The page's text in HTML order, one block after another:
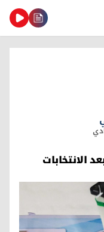
الانتخابات